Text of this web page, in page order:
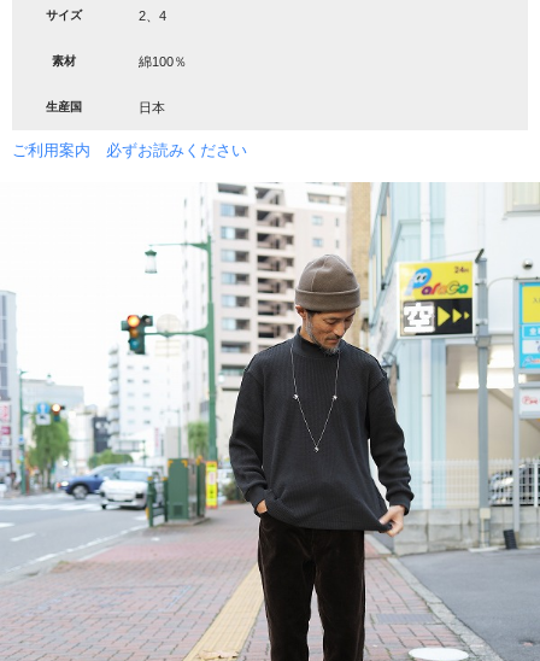
サイズ 2、4
素材 綿100％
生産国 日本
ご利用案内 必ずお読みください